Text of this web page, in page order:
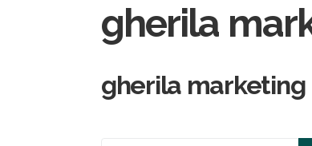
gherila
gherila marketing